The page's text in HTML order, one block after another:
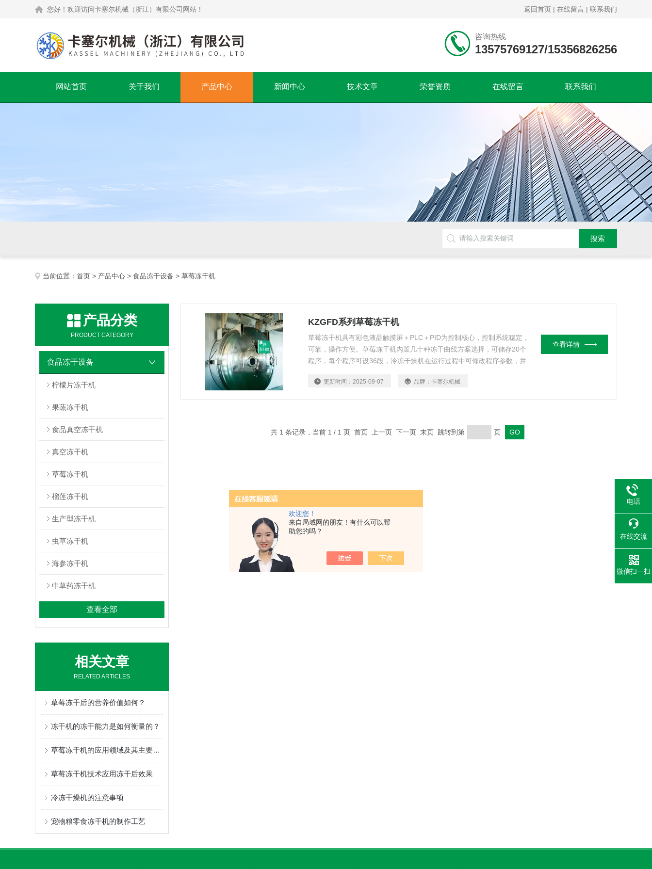
欢迎您！
来自局域网的朋友！有什么可以帮
助您的吗？
您好！欢迎访问卡塞尔机械（浙江）有限公司网站！ 返回首页 | 在线留言 | 联系我们
咨询热线
13575769127/15356826256
网站首页 关于我们 产品中心 新闻中心 技术文章 荣誉资质 在线留言 联系我们
当前位置： 首页 > 产品中心 > 食品冻干设备 > 草莓冻干机
产品分类
PRODUCT CATEGORY
食品冻干设备
柠檬片冻干机
果蔬冻干机
食品真空冻干机
真空冻干机
草莓冻干机
榴莲冻干机
生产型冻干机
虫草冻干机
海参冻干机
中草药冻干机
查看全部
相关文章
RELATED ARTICLES
草莓冻干后的营养价值如何？
冻干机的冻干能力是如何衡量的？
草莓冻干机的应用领域及其主要技术优势分析，解读这台设备为何受欢迎
草莓冻干机技术应用冻干后效果
冷冻干燥机的注意事项
宠物粮零食冻干机的制作工艺
KZGFD系列草莓冻干机
草莓冻干机具有彩色液晶触摸屏＋PLC＋PID为控制核心，控制系统稳定，
可靠，操作方便。草莓冻干机内置几十种冻干曲线方案选择，可储存20个
程序，每个程序可设36段，冷冻干燥机在运行过程中可修改程序参数，并
更新时间：2025-09-07 品牌：卡塞尔机械
查看详情
共 1 条记录，当前 1 / 1 页 首页 上一页 下一页 末页 跳转到第 页
电话
在线交流
微信扫一扫